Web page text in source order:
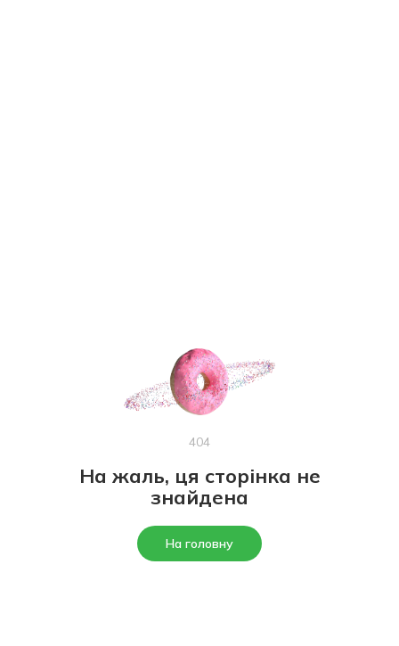
404
На жаль, ця сторінка не
знайдена
На головну